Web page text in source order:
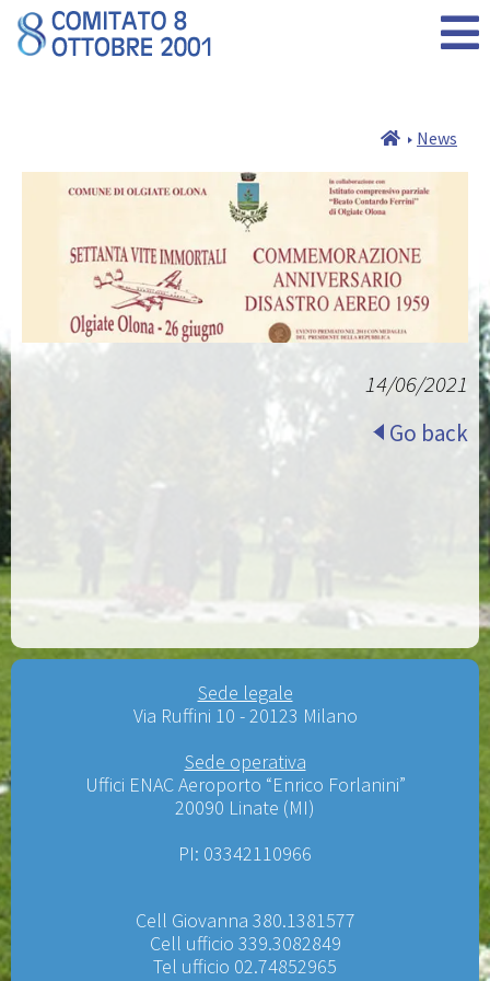
News
14/06/2021
Go back
Sede legale
Via Ruffini 10 - 20123 Milano
Sede operativa
Uffici ENAC Aeroporto “Enrico Forlanini”
20090 Linate (MI)
PI: 03342110966
Cell Giovanna 380.1381577
Cell ufficio 339.3082849
Tel ufficio 02.74852965